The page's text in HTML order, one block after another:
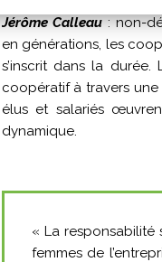
Jérôme Calleau: non-
en générations, les
s’inscrit dans la
coopératif à travers
élus et salariés
dynamique.
« La responsabilité
femmes de